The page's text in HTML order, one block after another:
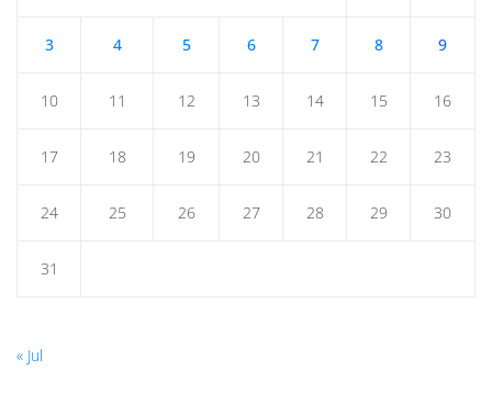
3 4 5 6 7 8 9
10 11 12 13 14 15 16
17 18 19 20 21 22 23
24 25 26 27 28 29 30
31
« Jul